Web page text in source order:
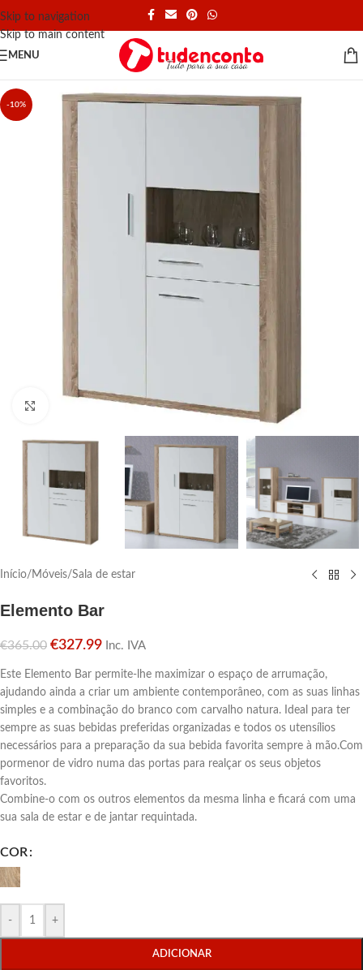
Skip to navigation
Skip to main content
MENU
-10%
Click para aumentar
Início/ Móveis/Sala de estar
Elemento Bar
€365.00 €327.99 Inc. IVA
Este Elemento Bar permite-lhe maximizar o espaço de arrumação,
ajudando ainda a criar um ambiente contemporâneo, com as suas linhas
simples e a combinação do branco com carvalho natura. Ideal para ter
sempre as suas bebidas preferidas organizadas e todos os utensílios
necessários para a preparação da sua bebida favorita sempre à mão.Com
pormenor de vidro numa das portas para realçar os seus objetos
favoritos.
Combine-o com os outros elementos da mesma linha e ficará com uma
sua sala de estar e de jantar requintada.
COR
- +
ADICIONAR